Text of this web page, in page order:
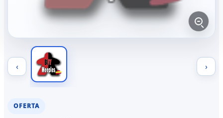
‹ ›
OFERTA